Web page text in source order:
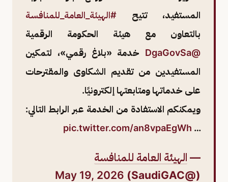
المستفيد، تتيح #الهيئة_العامة_للمنافسة
بالتعاون مع هيئة الحكومة الرقمية
@DgaGovSa
خدمة «بلاغ رقمي»، لتمكين
المستفيدين من تقديم الشكاوى والمقترحات
على خدماتها ومتابعتها إلكترونيًا.
ويمكنكم الاستفادة من الخدمة عبر الرابط التالي:
…
pic.twitter.com/an8vpaEgWh
— الهيئة العامة للمنافسة
(@SaudiGAC)
May 19, 2026